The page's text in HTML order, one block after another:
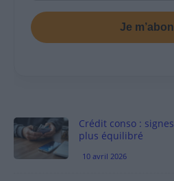
Je
Crédit conso :
plus équilibré
10 avril 2026